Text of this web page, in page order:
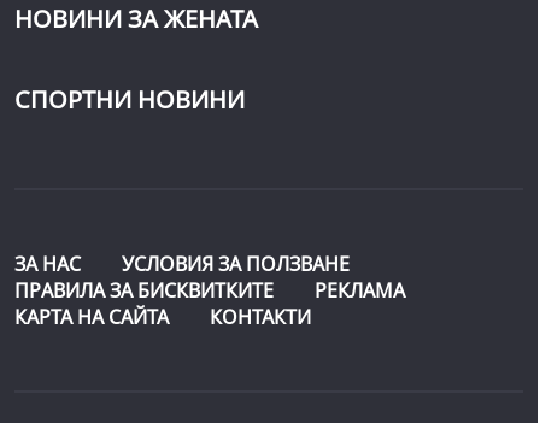
НОВИНИ ЗА ЖЕНАТА
СПОРТНИ НОВИНИ
ЗА НАС
УСЛОВИЯ ЗА ПОЛЗВАНЕ
ПРАВИЛА ЗА БИСКВИТКИТЕ
РЕКЛАМА
КАРТА НА САЙТА
КОНТАКТИ